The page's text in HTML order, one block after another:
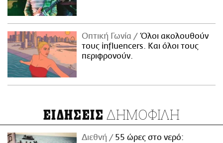
Οπτική Γωνία
Όλοι ακολουθούν
τους influencers. Και όλοι τους
περιφρονούν.
ΕΙΔΗΣΕΙΣ ΔΗΜΟΦΙΛΗ
Διεθνή 55 ώρες στο νερό: